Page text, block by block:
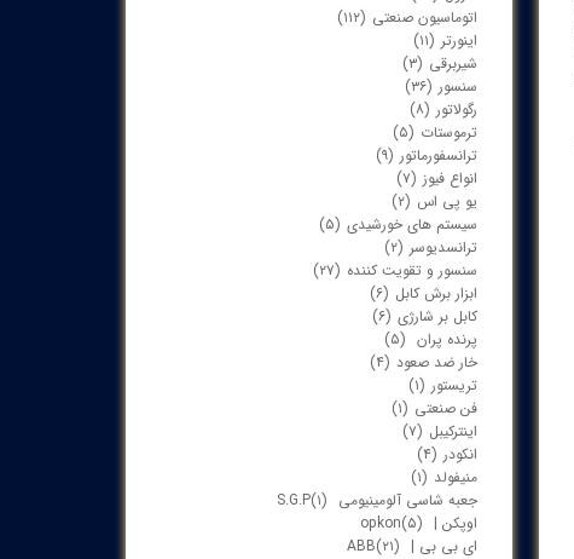
اتوماسیون صنعتی (۱۱۲)
اینورتر (۱۱)
شیربرقی (۳)
سنسور (۳۶)
رگولاتور (۸)
ترموستات (۵)
ترانسفورماتور (۹)
انواع فیوز (۷)
یو پی اس (۲)
سیستم های خورشیدی (۵)
ترانسدیوسر (۲)
سنسور و تقویت کننده (۲۷)
ابزار برش کابل (۶)
کابل بر شارژی (۶)
پرنده پران (۵)
خار ضد صعود (۴)
تریستور (۱)
فن صنعتی (۱)
اینترکیبل (۷)
انکودر (۴)
منیفولد (۱)
جعبه شاسی آلومینیومی S.G.P (۱)
اوپکن | opkon (۵)
ای بی بی | ABB (۲۱)